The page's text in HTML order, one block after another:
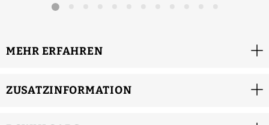
MEHR ERFAHREN
ZUSATZINFORMATION